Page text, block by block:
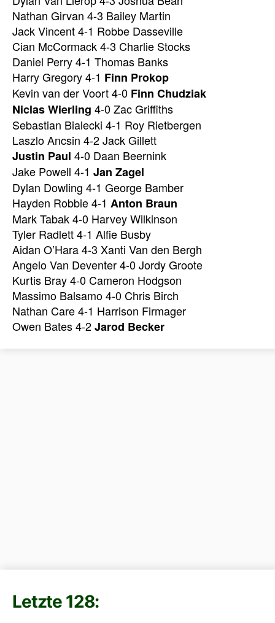
Nathan Girvan 4-3 Bailey Martin
Jack Vincent 4-1 Robbe Dasseville
Cian McCormack 4-3 Charlie Stocks
Daniel Perry 4-1 Thomas Banks
Harry Gregory 4-1 Finn Prokop
Kevin van der Voort 4-0 Finn Chudziak
Niclas Wierling 4-0 Zac Griffiths
Sebastian Bialecki 4-1 Roy Rietbergen
Laszlo Ancsin 4-2 Jack Gillett
Justin Paul 4-0 Daan Beernink
Jake Powell 4-1 Jan Zagel
Dylan Dowling 4-1 George Bamber
Hayden Robbie 4-1 Anton Braun
Mark Tabak 4-0 Harvey Wilkinson
Tyler Radlett 4-1 Alfie Busby
Aidan O’Hara 4-3 Xanti Van den Bergh
Angelo Van Deventer 4-0 Jordy Groote
Kurtis Bray 4-0 Cameron Hodgson
Massimo Balsamo 4-0 Chris Birch
Nathan Care 4-1 Harrison Firmager
Owen Bates 4-2Jarod Becker
Letzte 128: